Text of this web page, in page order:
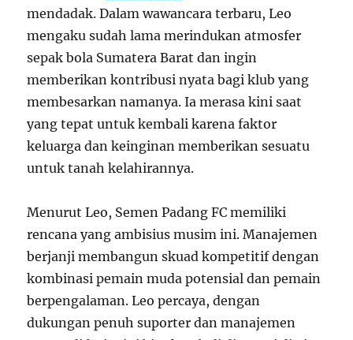
mendadak. Dalam wawancara terbaru, Leo
mengaku sudah lama merindukan atmosfer
sepak bola Sumatera Barat dan ingin
memberikan kontribusi nyata bagi klub yang
membesarkan namanya. Ia merasa kini saat
yang tepat untuk kembali karena faktor
keluarga dan keinginan memberikan sesuatu
untuk tanah kelahirannya.
Menurut Leo, Semen Padang FC memiliki
rencana yang ambisius musim ini. Manajemen
berjanji membangun skuad kompetitif dengan
kombinasi pemain muda potensial dan pemain
berpengalaman. Leo percaya, dengan
dukungan penuh suporter dan manajemen